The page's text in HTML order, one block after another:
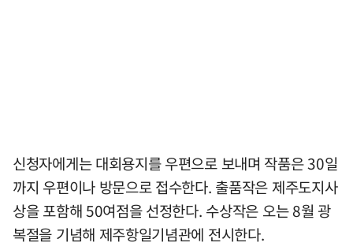
신청자에게는 대회용지를 우편으로 보내며 작품은 30일
까지 우편이나 방문으로 접수한다. 출품작은 제주도지사
상을 포함해 50여점을 선정한다. 수상작은 오는 8월 광
복절을 기념해 제주항일기념관에 전시한다.